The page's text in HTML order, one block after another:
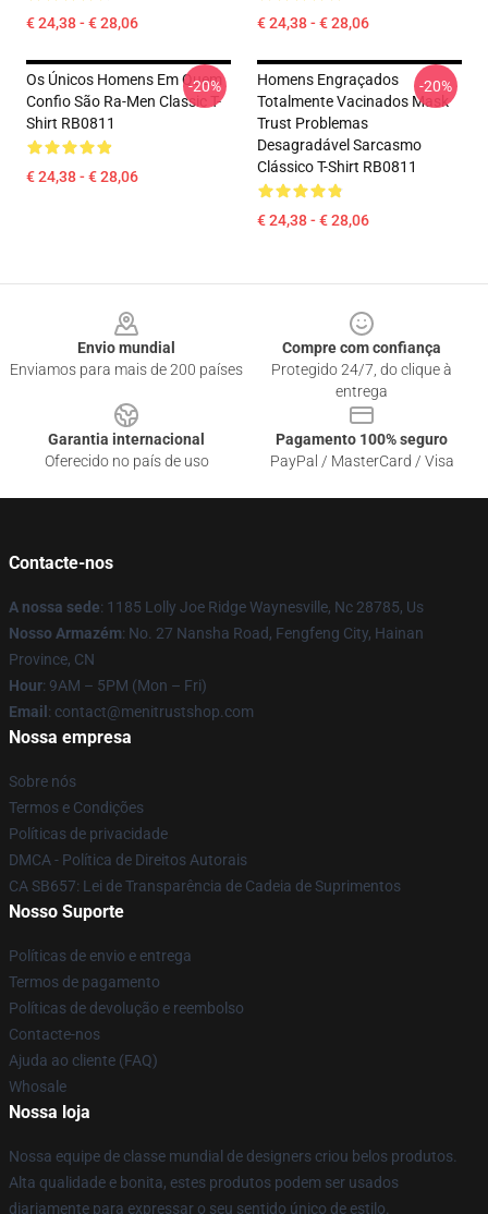
€ 24,38 - € 28,06 € 24,38 - € 28,06
Os Únicos Homens Em Quem
Confio São Ra-Men Classic T-
Shirt RB0811
€ 24,38 - € 28,06
-20%
Homens Engraçados
Totalmente Vacinados Mask
Trust Problemas
Desagradável Sarcasmo
Clássico T-Shirt RB0811
€ 24,38 - € 28,06
-20%
Envio mundial
Enviamos para mais de 200 países
Compre com confiança
Protegido 24/7, do clique à
entrega
Garantia internacional
Oferecido no país de uso
Pagamento 100% seguro
PayPal / MasterCard / Visa
Contacte-nos
A nossa sede: 1185 Lolly Joe Ridge Waynesville, Nc 28785, Us
Nosso Armazém: No. 27 Nansha Road, Fengfeng City, Hainan
Province, CN
Hour: 9AM – 5PM (Mon – Fri)
Email : contact@menitrustshop.com
Nossa empresa
Sobre nós
Termos e Condições
Políticas de privacidade
DMCA - Política de Direitos Autorais
CA SB657: Lei de Transparência de Cadeia de Suprimentos
Nosso Suporte
Políticas de envio e entrega
Termos de pagamento
Políticas de devolução e reembolso
Contacte-nos
Ajuda ao cliente (FAQ)
Whosale
Nossa loja
Nossa equipe de classe mundial de designers criou belos produtos.
Alta qualidade e bonita, estes produtos podem ser usados
diariamente para expressar o seu sentido único de estilo.